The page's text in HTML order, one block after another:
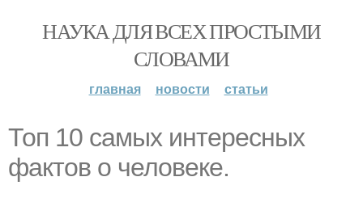
НАУКА ДЛЯ ВСЕХ ПРОСТЫМИ
СЛОВАМИ
главная новости статьи
Топ 10 самых интересных
фактов о человеке.